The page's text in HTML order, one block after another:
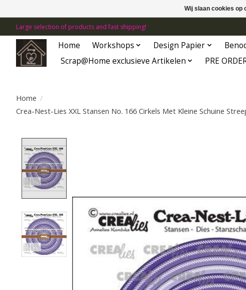
Large selection of products and fast shipping!
Home Workshops Design Papier
Scrap@Home exclusieve Artikelen
PRE
Home /
Crea-Nest-Lies XXL Stansen No. 166 Cirkels Met Kleine Schuine
Wij slaan cookies op